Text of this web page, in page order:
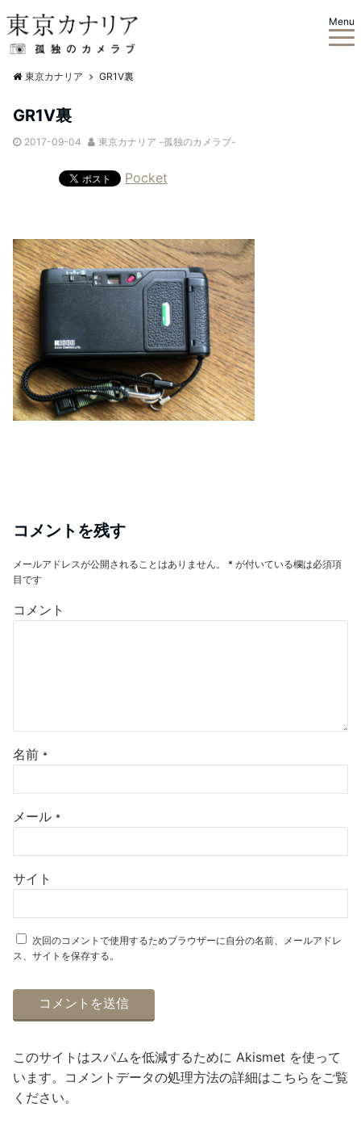
Menu
東京カナリア GR1V裏
GR1V裏
2017-09-04 東京カナリア -孤独のカメラブ-
Pocket
コメントを残す
メールアドレスが公開されることはありません。 * が付いている欄は必須項
目です
コメント
名前 *
メール *
サイト
次回のコメントで使用するためブラウザーに自分の名前、メールアドレ
ス、サイトを保存する。
このサイトはスパムを低減するために Akismet を使って
います。 コメントデータの処理方法の詳細はこちらをご覧
ください。